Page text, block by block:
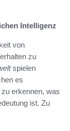
Intelligenz
von
zu
spielen
es
erkennen, was
ist. Zu